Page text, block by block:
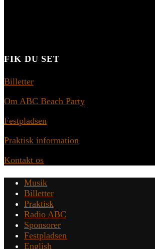
FIK DU SET
Billetter
Om ABC Beach Party
Festpladsen
Praktisk information
Kontakt os
Musik
Billetter
Praktisk
Radio ABC
Sponsorer
Festpladsen
English